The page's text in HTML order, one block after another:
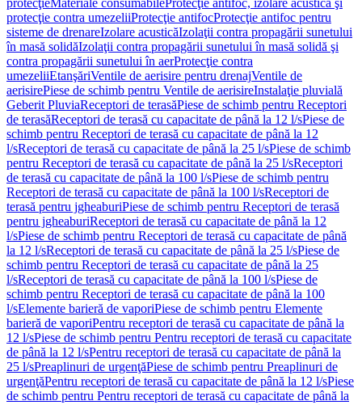
protecţieMateriale consumabileProtecţie antifoc, izolare acustică şi
protecţie contra umezeliiProtecţie antifocProtecţie antifoc pentru
sisteme de drenareIzolare acusticăIzolaţii contra propagării sunetului
în masă solidăIzolaţii contra propagării sunetului în masă solidă şi
contra propagării sunetului în aerProtecţie contra
umezeliiEtanşăriVentile de aerisire pentru drenajVentile de
aerisirePiese de schimb pentru Ventile de aerisireInstalaţie pluvială
Geberit PluviaReceptori de terasăPiese de schimb pentru Receptori
de terasăReceptori de terasă cu capacitate de până la 12 l/sPiese de
schimb pentru Receptori de terasă cu capacitate de până la 12
l/sReceptori de terasă cu capacitate de până la 25 l/sPiese de schimb
pentru Receptori de terasă cu capacitate de până la 25 l/sReceptori
de terasă cu capacitate de până la 100 l/sPiese de schimb pentru
Receptori de terasă cu capacitate de până la 100 l/sReceptori de
terasă pentru jgheaburiPiese de schimb pentru Receptori de terasă
pentru jgheaburiReceptori de terasă cu capacitate de până la 12
l/sPiese de schimb pentru Receptori de terasă cu capacitate de până
la 12 l/sReceptori de terasă cu capacitate de până la 25 l/sPiese de
schimb pentru Receptori de terasă cu capacitate de până la 25
l/sReceptori de terasă cu capacitate de până la 100 l/sPiese de
schimb pentru Receptori de terasă cu capacitate de până la 100
l/sElemente barieră de vaporiPiese de schimb pentru Elemente
barieră de vaporiPentru receptori de terasă cu capacitate de până la
12 l/sPiese de schimb pentru Pentru receptori de terasă cu capacitate
de până la 12 l/sPentru receptori de terasă cu capacitate de până la
25 l/sPreaplinuri de urgenţăPiese de schimb pentru Preaplinuri de
urgenţăPentru receptori de terasă cu capacitate de până la 12 l/sPiese
de schimb pentru Pentru receptori de terasă cu capacitate de până la